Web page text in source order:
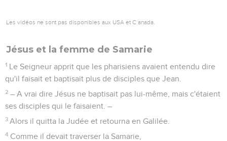
Les vidéos ne sont pas disponibles aux USA et C anada.
Jésus et la femme de Samarie
1 Le Seigneur apprit que les pharisiens avaient entendu dire
qu'il faisait et baptisait plus de disciples que Jean.
2 – A vrai dire Jésus ne baptisait pas lui-même, mais c'étaient
ses disciples qui le faisaient. –
3 Alors il quitta la Judée et retourna en Galilée.
4 Comme il devait traverser la Samarie,